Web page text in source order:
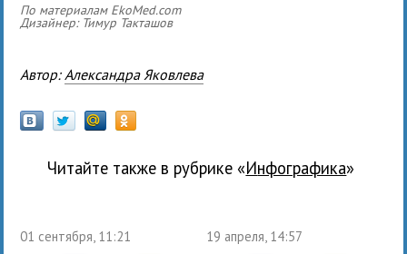
По материалам EkoMed.com
Дизайнер: Тимур Такташов
Автор: Александра Яковлева
Читайте также в рубрике « Инфографика»
01 сентября, 11:21 19 апреля, 14:57